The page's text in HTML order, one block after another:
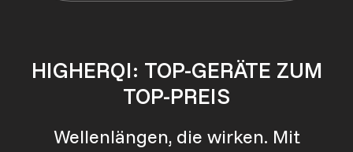
HIGHERQI: TOP-GERÄTE ZUM
TOP-PREIS
Wellenlängen, die wirken. Mit